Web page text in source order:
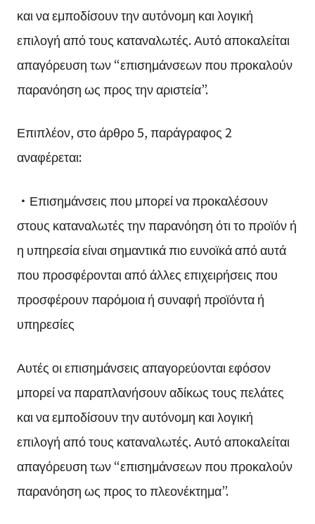
και να εμποδίσουν την αυτόνομη και λογική
επιλογή από τους καταναλωτές. Αυτό αποκαλείται
απαγόρευση των “επισημάνσεων που προκαλούν
παρανόηση ως προς την αριστεία”.
Επιπλέον, στο άρθρο 5, παράγραφος 2
αναφέρεται:
・Επισημάνσεις που μπορεί να προκαλέσουν
στους καταναλωτές την παρανόηση ότι το προϊόν ή
η υπηρεσία είναι σημαντικά πιο ευνοϊκά από αυτά
που προσφέρονται από άλλες επιχειρήσεις που
προσφέρουν παρόμοια ή συναφή προϊόντα ή
υπηρεσίες
Αυτές οι επισημάνσεις απαγορεύονται εφόσον
μπορεί να παραπλανήσουν αδίκως τους πελάτες
και να εμποδίσουν την αυτόνομη και λογική
επιλογή από τους καταναλωτές. Αυτό αποκαλείται
απαγόρευση των “επισημάνσεων που προκαλούν
παρανόηση ως προς το πλεονέκτημα”.